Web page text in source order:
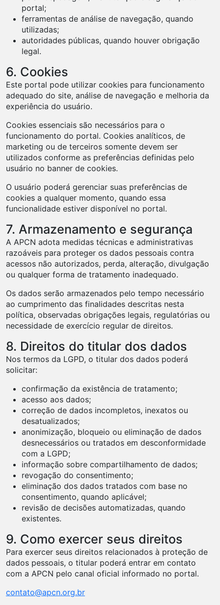
portal;
ferramentas de análise de navegação, quando
utilizadas;
autoridades públicas, quando houver obrigação
legal.
6. Cookies
Este portal pode utilizar cookies para funcionamento
adequado do site, análise de navegação e melhoria da
experiência do usuário.
Cookies essenciais são necessários para o
funcionamento do portal. Cookies analíticos, de
marketing ou de terceiros somente devem ser
utilizados conforme as preferências definidas pelo
usuário no banner de cookies.
O usuário poderá gerenciar suas preferências de
cookies a qualquer momento, quando essa
funcionalidade estiver disponível no portal.
7. Armazenamento e segurança
A APCN adota medidas técnicas e administrativas
razoáveis para proteger os dados pessoais contra
acessos não autorizados, perda, alteração, divulgação
ou qualquer forma de tratamento inadequado.
Os dados serão armazenados pelo tempo necessário
ao cumprimento das finalidades descritas nesta
política, observadas obrigações legais, regulatórias ou
necessidade de exercício regular de direitos.
8. Direitos do titular dos dados
Nos termos da LGPD, o titular dos dados poderá
solicitar:
confirmação da existência de tratamento;
acesso aos dados;
correção de dados incompletos, inexatos ou
desatualizados;
anonimização, bloqueio ou eliminação de dados
desnecessários ou tratados em desconformidade
com a LGPD;
informação sobre compartilhamento de dados;
revogação do consentimento;
eliminação dos dados tratados com base no
consentimento, quando aplicável;
revisão de decisões automatizadas, quando
existentes.
9. Como exercer seus direitos
Para exercer seus direitos relacionados à proteção de
dados pessoais, o titular poderá entrar em contato
com a APCN pelo canal oficial informado no portal.
contato@apcn.org.br